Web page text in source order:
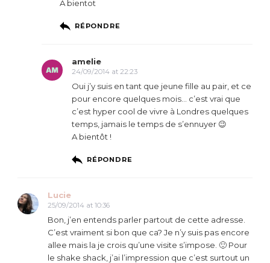
A bientot
RÉPONDRE
amelie
24/09/2014 at 22:23
Oui j’y suis en tant que jeune fille au pair, et ce
pour encore quelques mois… c’est vrai que
c’est hyper cool de vivre à Londres quelques
temps, jamais le temps de s’ennuyer 😉
A bientôt !
RÉPONDRE
Lucie
25/09/2014 at 10:36
Bon, j’en entends parler partout de cette adresse.
C’est vraiment si bon que ca? Je n’y suis pas encore
allee mais la je crois qu’une visite s’impose. 🙂 Pour
le shake shack, j’ai l’impression que c’est surtout un